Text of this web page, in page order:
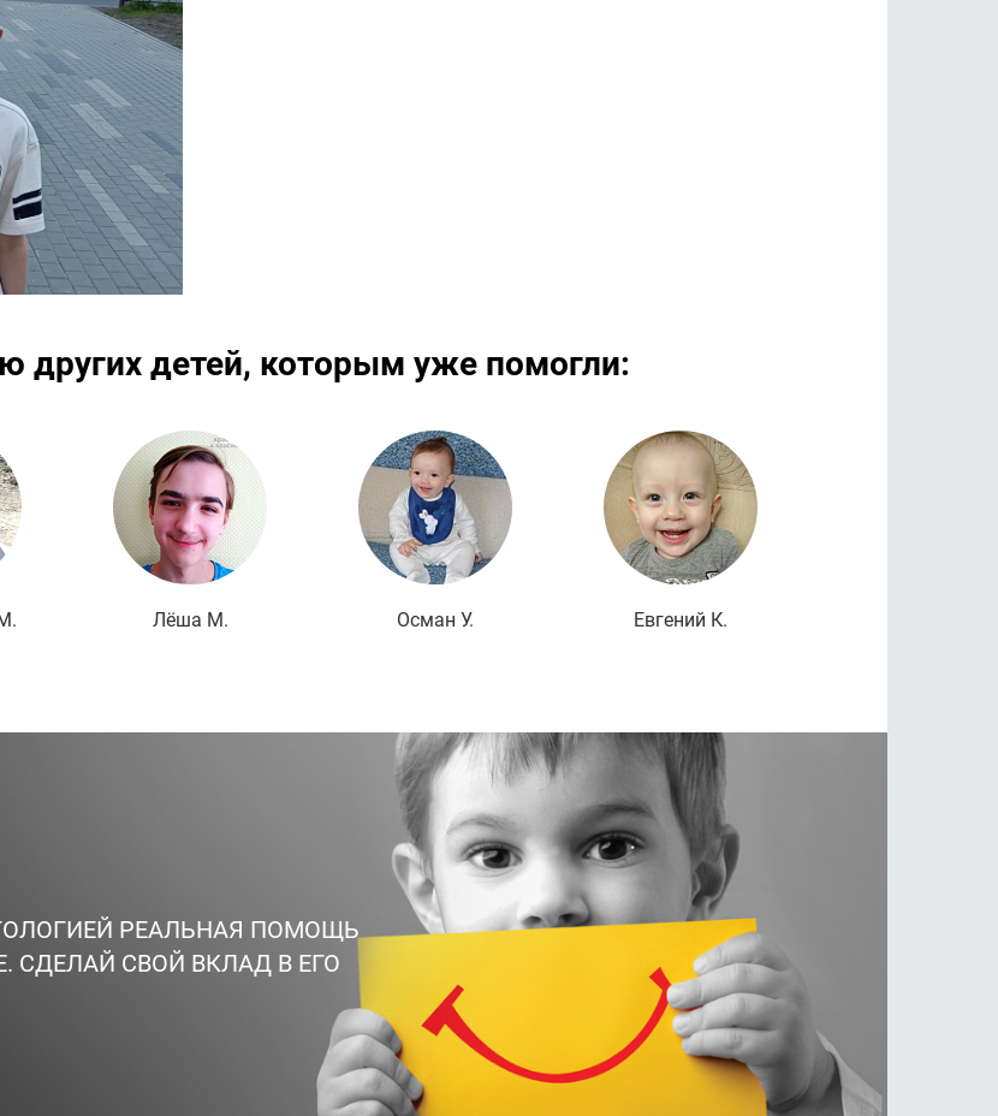
других детей, которым уже помогли:
Подробнее
Лёша М.
Подробнее
Осман У.
Подробнее
Евгений К.
РЕАЛЬНАЯ ПОМОЩЬ
СДЕЛАЙ СВОЙ ВКЛАД В ЕГО